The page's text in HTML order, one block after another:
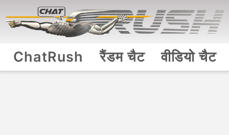
ChatRush रैंडम चैट वीडियो चैट